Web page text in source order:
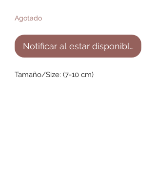
Agotado
Notificar al estar disponible
Tamaño/Size: (7-10 cm)